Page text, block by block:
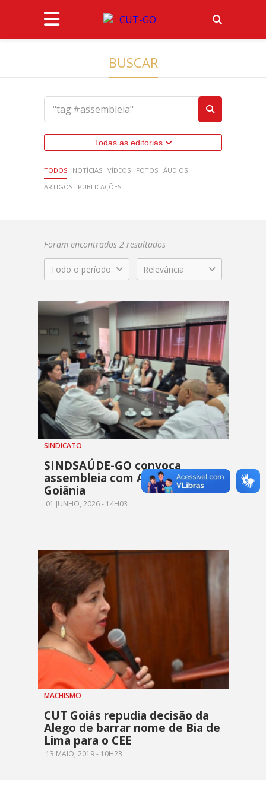
BUSCAR
Todas as editorias
TODOS NOTÍCIAS VÍDEOS FOTOS ÁUDIOS
ARTIGOS
PUBLICAÇÕES
Foram encontrados 2 resultados
Todo o período Relevância
SINDICATO
SINDSAÚDE-GO convoca
assembleia com ACSs e ACEs de
Goiânia
01 JUNHO, 2026 - 14H03
MACHISMO
CUT Goiás repudia decisão da
Alego de barrar nome de Bia de
Lima para o CEE
13 MAIO, 2019 - 10H23